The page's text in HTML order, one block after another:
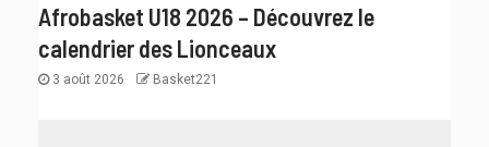
Afrobasket U18 2026 – Découvrez le
calendrier des Lionceaux
3 août 2026 Basket221